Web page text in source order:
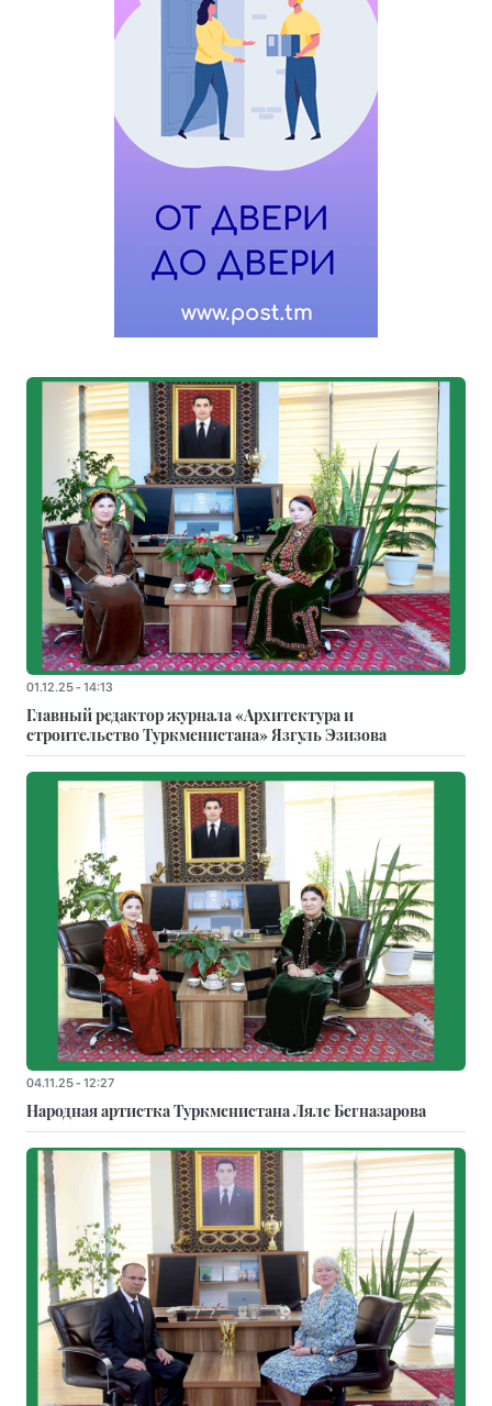
01.12.25 - 14:13
Главный редактор журнала «Архитектура и
строительство Туркменистана» Язгуль Эзизова
04.11.25 - 12:27
Народная артистка Туркменистана Ляле Бегназарова